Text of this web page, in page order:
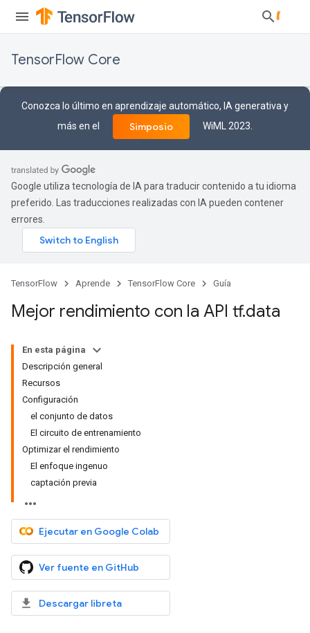
TensorFlow Core
Conozca lo último en aprendizaje automático, IA generativa y
más en el
Simposio WiML 2023.
Google utiliza tecnología de IA para traducir contenido a tu idioma
preferido. Las traducciones realizadas con IA pueden contener
errores.
TensorFlow Aprende TensorFlow Core Guía
Mejor rendimiento con la API tf.data
En esta página
Descripción general
Recursos
Configuración
el conjunto de datos
El circuito de entrenamiento
Optimizar el rendimiento
El enfoque ingenuo
captación previa
Ejecutar en Google Colab
Ver fuente en GitHub
Descargar libreta